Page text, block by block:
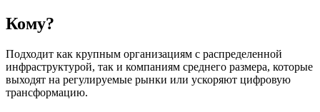
Кому?
Подходит как крупным организациям с распределенной
инфраструктурой, так и компаниям среднего размера, которые
выходят на регулируемые рынки или ускоряют цифровую
трансформацию.